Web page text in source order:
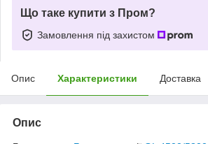
Що таке купити з Пром?
Замовлення під захистом
Опис Характеристики Доставка
Опис